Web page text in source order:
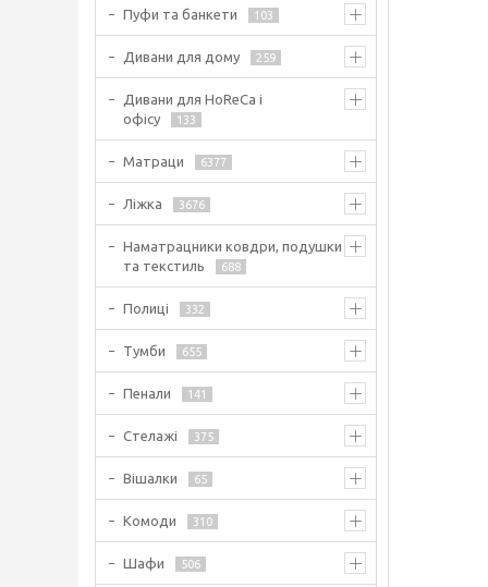
Пуфи та банкети 103
Дивани для дому 259
Дивани для HoReCa і
офісу
133
Матраци 6377
Ліжка 3676
Наматрацники ковдри, подушки
та текстиль
688
Полиці 332
Тумби 655
Пенали 141
Стелажі 375
Вішалки 65
Комоди 310
Шафи 506